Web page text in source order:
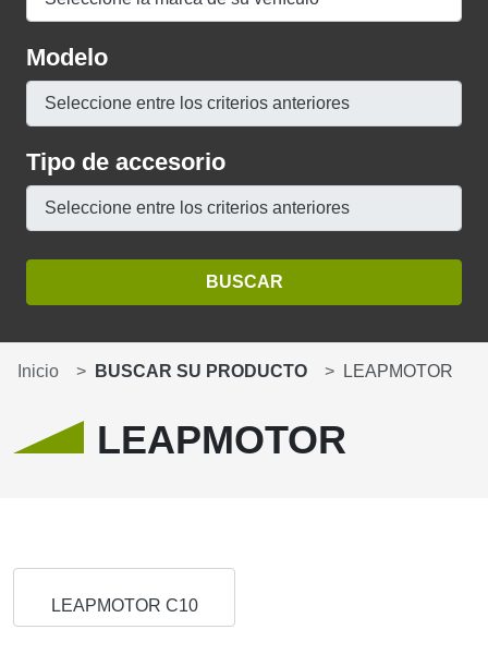
Modelo
Tipo de accesorio
Inicio BUSCAR SU PRODUCTO LEAPMOTOR
LEAPMOTOR
LEAPMOTOR C10